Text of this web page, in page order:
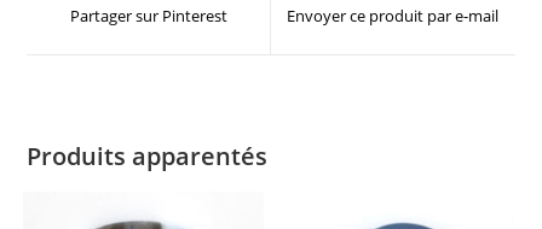
Partager sur Pinterest Envoyer ce produit par e-mail
Produits apparentés